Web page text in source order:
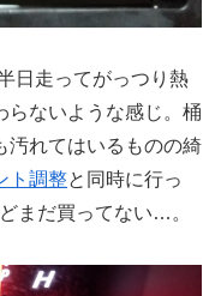
日走ってがっつり熱
らないような感じ。桶
汚れてはいるものの綺
ト調整と同時に行っ
まだ買ってない…。